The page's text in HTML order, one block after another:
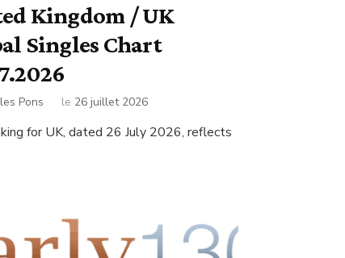
Kingdom / UK
Singles Chart
Pons le 26 juillet 2026
for UK, dated 26 July 2026, reflects